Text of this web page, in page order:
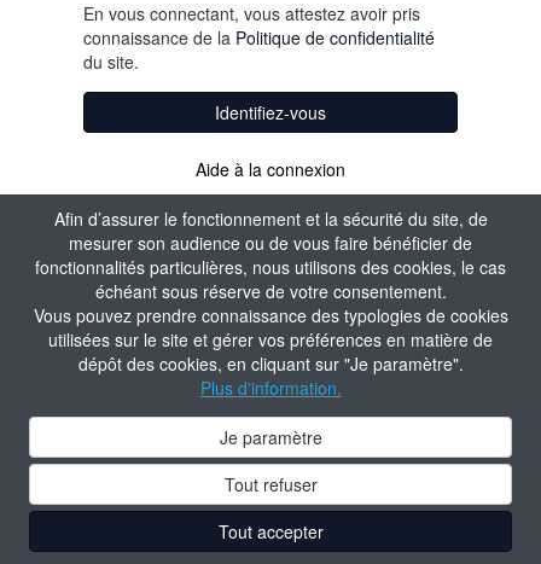
Afin d’assurer le fonctionnement et la sécurité du site, de
mesurer son audience ou de vous faire bénéficier de
fonctionnalités particulières, nous utilisons des cookies, le cas
échéant sous réserve de votre consentement.
Vous pouvez prendre connaissance des typologies de cookies
utilisées sur le site et gérer vos préférences en matière de
dépôt des cookies, en cliquant sur "Je paramètre".
Plus d'information.
Je paramètre
Tout refuser
Tout accepter
En vous connectant, vous attestez avoir pris
connaissance de la Politique de confidentialité
du site.
Identifiez-vous
Aide à la connexion